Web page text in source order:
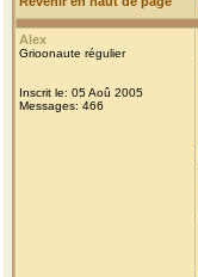
Alex
Grioonaute régulier
Inscrit le: 05 Aoû 2005
Messages: 466